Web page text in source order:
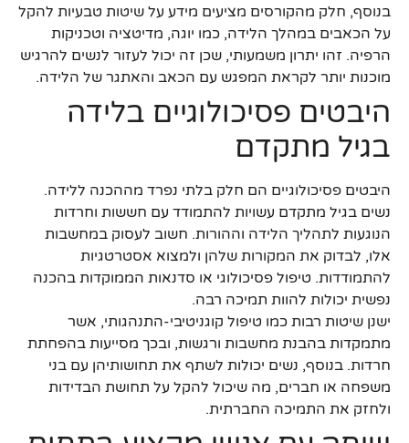
בנוסף, חלק מהקורסים מציעים מידע על שיטות טבעיות להקל
על הכאבים במהלך הלידה, כמו יוגה, מדיטציה וטכניקות
הרפיה. זהו יתרון משמעותי, שכן זה יכול לעזור לנשים להרגיש
מוכנות יותר לקראת המפגש עם הכאב והאתגר של הלידה.
היבטים פסיכולוגיים בלידה
בגיל מתקדם
היבטים פסיכולוגיים הם חלק בלתי נפרד מההכנה ללידה.
נשים בגיל מתקדם עשויות להתמודד עם חששות וחרדות
הנוגעות לתהליך הלידה וההורות. חשוב לעסוק במחשבות
אלו, לבדוק את המקורות שלהן ולמצוא אסטרטגיות
להתמודדות. טיפול פסיכולוגי או סדנאות הממוקדות בהכנה
נפשית יכולות להוות תמיכה רבה.
ישנן שיטות רבות כמו טיפול קוגניטיבי-התנהגותי, אשר
מתמקדות בהבנת מחשבות ורגשות, ובכך מסייעות בהפחתת
חרדות. בנוסף, נשים יכולות לשתף את תחושותיהן עם בני
משפחה או חברים, מה שיכול להקל על תחושת הבדידות
ולחזק את התמיכה החברתית.